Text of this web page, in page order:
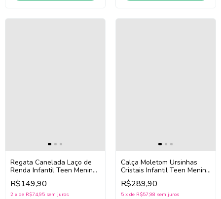
Regata Canelada Laço de
Renda Infantil Teen Menina
Pituchinhus 30768 (Rosa)
R$149,90
2 x de R$74,95 sem juros
Calça Moletom Ursinhas
Cristais Infantil Teen Menina
Pituchinhus 30817 (Off
White)
R$289,90
5 x de R$57,98 sem juros